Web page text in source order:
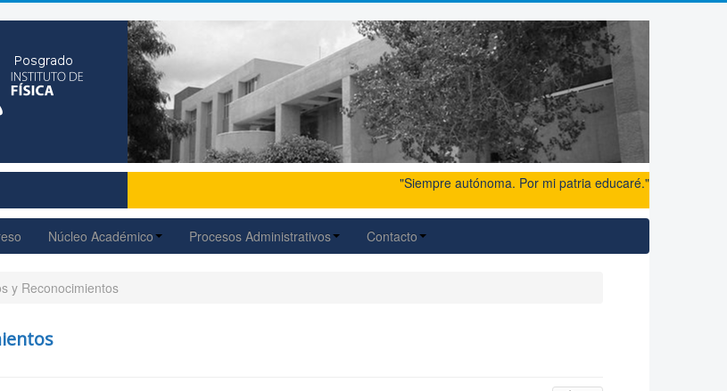
"Siempre autónoma. Por mi patria educaré."
Núcleo Académico Procesos Administrativos Contacto
y Reconocimientos